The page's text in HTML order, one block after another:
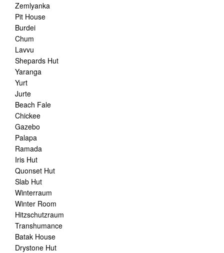
Zemlyanka
Pit House
Burdei
Chum
Lavvu
Shepards Hut
Yaranga
Yurt
Jurte
Beach Fale
Chickee
Gazebo
Palapa
Ramada
Iris Hut
Quonset Hut
Slab Hut
Winterraum
Winter Room
Hitzschutzraum
Transhumance
Batak House
Drystone Hut